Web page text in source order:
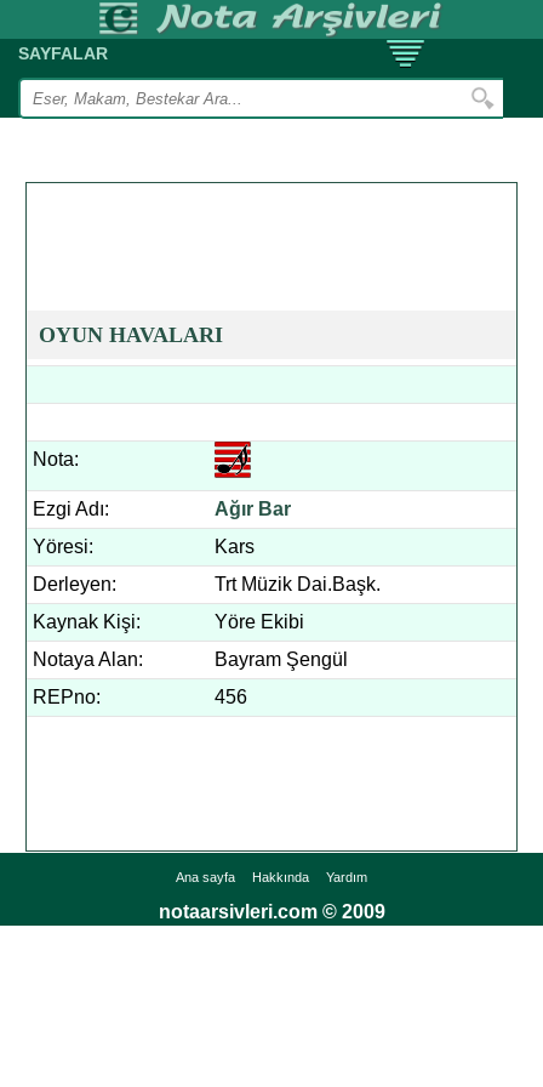
SAYFALAR
OYUN HAVALARI
Nota:
Ezgi Adı:
Ağır Bar
Yöresi:
Kars
Derleyen:
Trt Müzik Dai.Başk.
Kaynak Kişi:
Yöre Ekibi
Notaya Alan:
Bayram Şengül
REPno:
456
Ana sayfa Hakkında Yardım
notaarsivleri.com © 2009